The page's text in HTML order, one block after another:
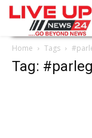
Home Tags
Tag: